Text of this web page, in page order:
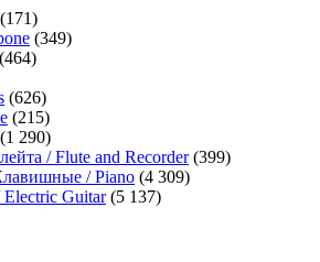
(171)
(349)
(464)
(626)
(215)
(1 290)
/ Flute and Recorder(399)
/ Piano (4 309)
Electric Guitar(5 137)